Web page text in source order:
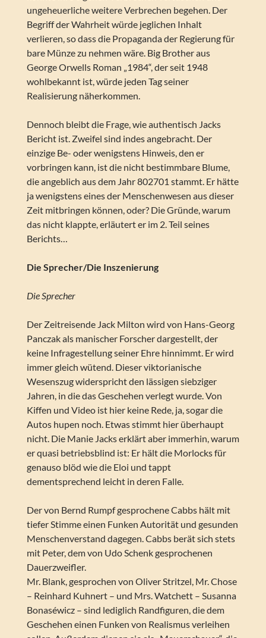
ungeheuerliche weitere Verbrechen begehen. Der
Begriff der Wahrheit würde jeglichen Inhalt
verlieren, so dass die Propaganda der Regierung für
bare Münze zu nehmen wäre. Big Brother aus
George Orwells Roman „1984“, der seit 1948
wohlbekannt ist, würde jeden Tag seiner
Realisierung näherkommen.
Dennoch bleibt die Frage, wie authentisch Jacks
Bericht ist. Zweifel sind indes angebracht. Der
einzige Be- oder wenigstens Hinweis, den er
vorbringen kann, ist die nicht bestimmbare Blume,
die angeblich aus dem Jahr 802701 stammt. Er hätte
ja wenigstens eines der Menschenwesen aus dieser
Zeit mitbringen können, oder? Die Gründe, warum
das nicht klappte, erläutert er im 2. Teil seines
Berichts…
Die Sprecher/Die Inszenierung
Die Sprecher
Der Zeitreisende Jack Milton wird von Hans-Georg
Panczak als manischer Forscher dargestellt, der
keine Infragestellung seiner Ehre hinnimmt. Er wird
immer gleich wütend. Dieser viktorianische
Wesenszug widerspricht den lässigen siebziger
Jahren, in die das Geschehen verlegt wurde. Von
Kiffen und Video ist hier keine Rede, ja, sogar die
Autos hupen noch. Etwas stimmt hier überhaupt
nicht. Die Manie Jacks erklärt aber immerhin, warum
er quasi betriebsblind ist: Er hält die Morlocks für
genauso blöd wie die Eloi und tappt
dementsprechend leicht in deren Falle.
Der von Bernd Rumpf gesprochene Cabbs hält mit
tiefer Stimme einen Funken Autorität und gesunden
Menschenverstand dagegen. Cabbs berät sich stets
mit Peter, dem von Udo Schenk gesprochenen
Dauerzweifler.
Mr. Blank, gesprochen von Oliver Stritzel, Mr. Chose
– Reinhard Kuhnert – und Mrs. Watchett – Susanna
Bonaséwicz – sind lediglich Randfiguren, die dem
Geschehen einen Funken von Realismus verleihen